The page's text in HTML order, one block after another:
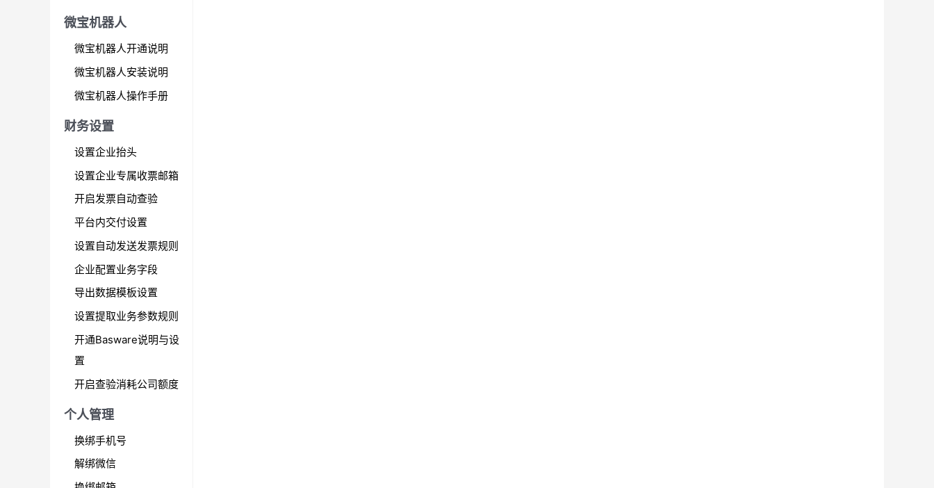
微宝机器人
微宝机器人开通说明
微宝机器人安装说明
微宝机器人操作手册
财务设置
设置企业抬头
设置企业专属收票邮箱
开启发票自动查验
平台内交付设置
设置自动发送发票规则
企业配置业务字段
导出数据模板设置
设置提取业务参数规则
开通Basware说明与设
置
开启查验消耗公司额度
个人管理
换绑手机号
解绑微信